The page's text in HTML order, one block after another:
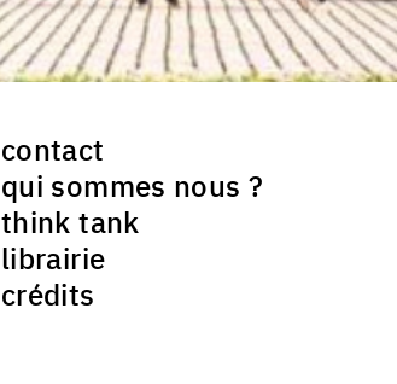
contact
qui sommes nous ?
think tank
librairie
crédits